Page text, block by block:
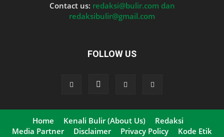
Contact us: redaksi@bulir.com dan
redaksibulir@gmail.com
FOLLOW US
Home Kenali Bulir (About Us)
Redaksi
Media Partner
Disclaimer Privacy Policy Kode Etik